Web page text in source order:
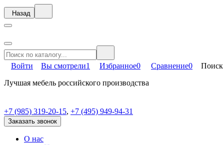
Назад
Войти Вы смотрели1 Избранное0 Сравнение0 Поиск
Лучшая мебель российского производства
+7 (985) 319-20-15, +7 (495) 949-94-31
Заказать звонок
О нас